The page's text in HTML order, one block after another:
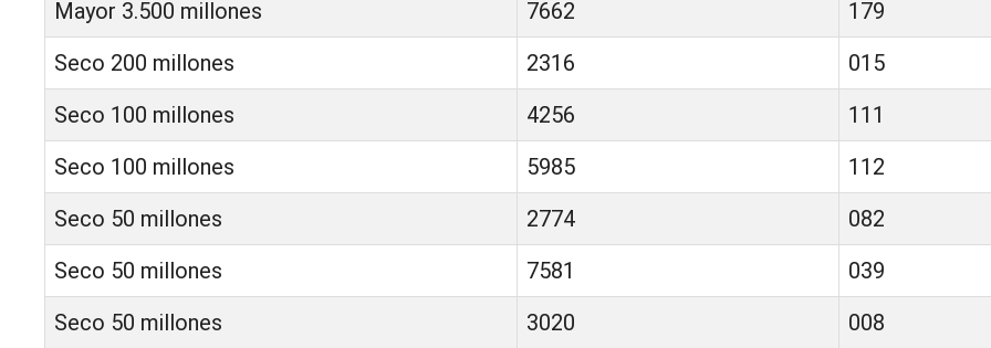
Mayor 3.500 millones
7662
179
Seco 200 millones
2316
015
Seco 100 millones
4256
111
Seco 100 millones
5985
112
Seco 50 millones
2774
082
Seco 50 millones
7581
039
Seco 50 millones
3020
008